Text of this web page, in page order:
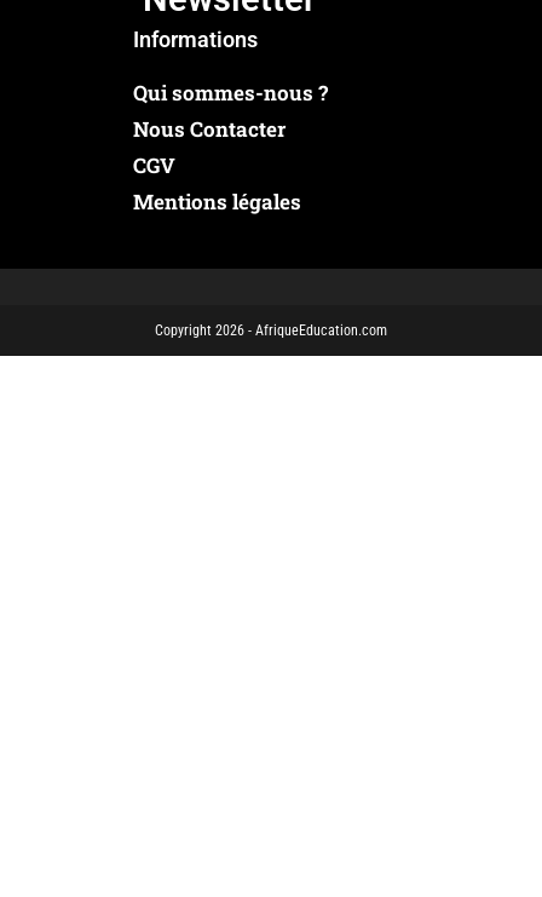
Informations
Qui sommes-nous ?
Nous Contacter
CGV
Mentions légales
Copyright 2026 - AfriqueEducation.com